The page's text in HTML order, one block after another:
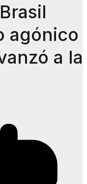
agónico
a la